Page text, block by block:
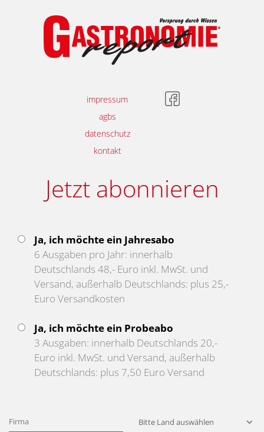
impressum
agbs
datenschutz
kontakt
Jetzt abonnieren
Ja, ich möchte ein Jahresabo
6 Ausgaben pro Jahr: innerhalb
Deutschlands 48,- Euro inkl. MwSt. und
Versand, außerhalb Deutschlands: plus 25,-
Euro Versandkosten
Ja, ich möchte ein Probeabo
3 Ausgaben: innerhalb Deutschlands 20,-
Euro inkl. MwSt. und Versand, außerhalb
Deutschlands: plus 7,50 Euro Versand